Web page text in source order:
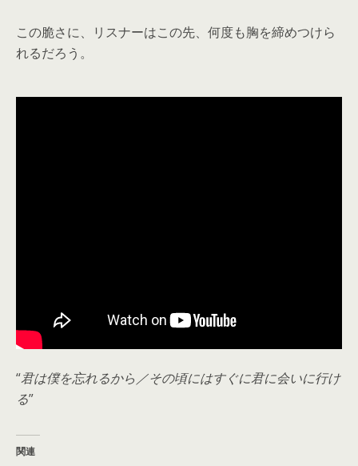
この脆さに、リスナーはこの先、何度も胸を締めつけら
れるだろう。
“君は僕を忘れるから／その頃にはすぐに君に会いに行け
る”
関連